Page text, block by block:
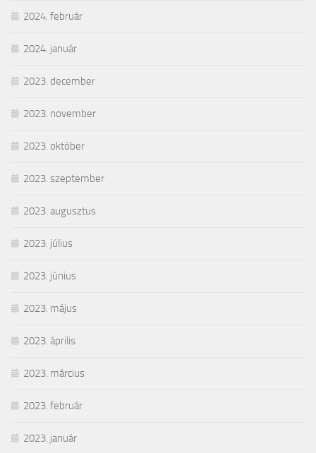
2024. február
2024. január
2023. december
2023. november
2023. október
2023. szeptember
2023. augusztus
2023. július
2023. június
2023. május
2023. április
2023. március
2023. február
2023. január